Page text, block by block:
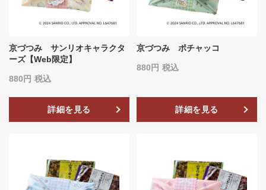
京づつみ サンリオキャラクタ
ーズ【Web限定】
880 税込
詳細を見る
京づつみ ポチャッコ
880 税込
詳細を見る